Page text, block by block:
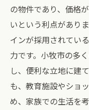
の物件であり、価格
いという利点があり
インが採用されてい
力です。小牧市の多
し、便利な立地に建
も、教育施設やショ
め、家族での生活を